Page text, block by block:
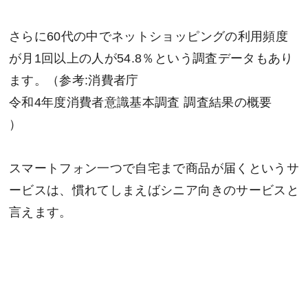
さらに60代の中でネットショッピングの利用頻度
が月1回以上の人が54.8％という調査データもあり
ます。（参考:消費者庁
令和4年度消費者意識基本調査 調査結果の概要
）
スマートフォン一つで自宅まで商品が届くというサ
ービスは、慣れてしまえばシニア向きのサービスと
言えます。